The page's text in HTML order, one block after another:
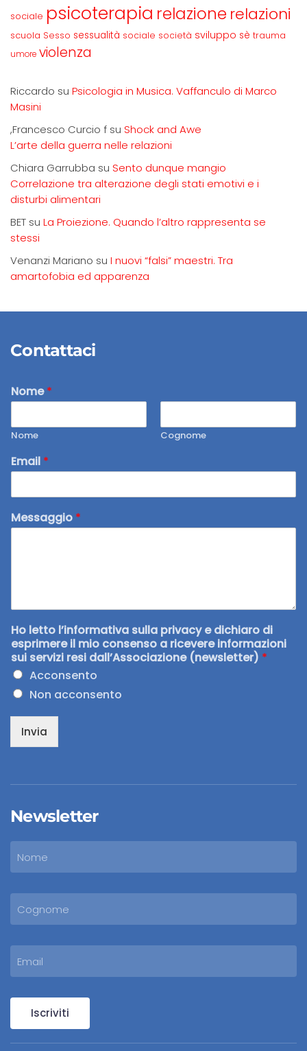
sociale psicoterapia relazione relazioni
scuola Sesso sessualità sociale società sviluppo sè trauma
umore violenza
Riccardo su Psicologia in Musica. Vaffanculo di Marco
Masini
,Francesco Curcio f su Shock and Awe
L’arte della guerra nelle relazioni
Chiara Garrubba su Sento dunque mangio
Correlazione tra alterazione degli stati emotivi e i
disturbi alimentari
BET su La Proiezione. Quando l’altro rappresenta se
stessi
Venanzi Mariano su I nuovi “falsi” maestri. Tra
amartofobia ed apparenza
Contattaci
Nome*
Nome Cognome
Email *
Messaggio *
Ho letto l’informativa sulla privacy e dichiaro di
esprimere il mio consenso a ricevere informazioni
sui servizi resi dall’Associazione (newsletter) *
Acconsento
Non acconsento
Invia
Newsletter
Iscriviti